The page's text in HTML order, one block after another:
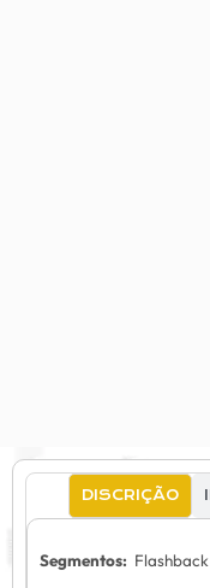
DISCRIÇÃO
Segmentos: Flashback